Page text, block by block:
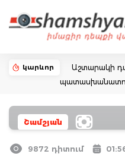
կարևոր
Աշտարակի
Շամշյան
9872 դիտում